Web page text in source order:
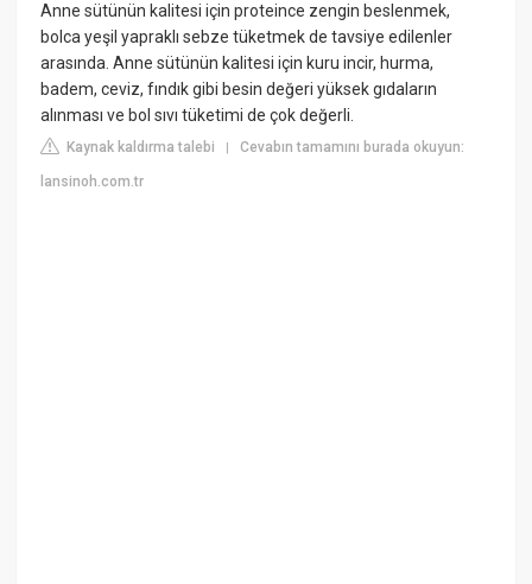
Anne sütünün kalitesi için proteince zengin beslenmek,
bolca yeşil yapraklı sebze tüketmek de tavsiye edilenler
arasında. Anne sütünün kalitesi için kuru incir, hurma,
badem, ceviz, fındık gibi besin değeri yüksek gıdaların
alınması ve bol sıvı tüketimi de çok değerli.
Kaynak kaldırma talebi |Cevabın tamamını burada okuyun:
lansinoh.com.tr